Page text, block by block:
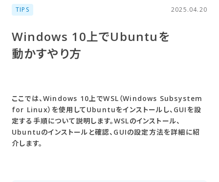
TIPS 2025.04.20
Windows 10上で​Ubuntuを​
動かすやり方
ここでは、Windows 10上でWSL（Windows Subsystem
for Linux）を使用してUbuntuをインストールし、GUIを設
定する手順について説明します。WSLのインストール、
Ubuntuのインストールと確認、GUIの設定方法を詳細に紹
介します。